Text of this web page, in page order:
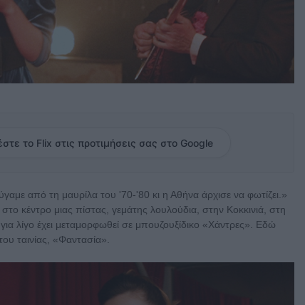
το Flix στις προτιμήσεις σας στο Google
από τη μαυρίλα του '70-'80 κι η Αθήνα άρχισε να φωτίζει.»
κέντρο μιας πίστας, γεμάτης λουλούδια, στην Κοκκινιά, στη
λίγο έχει μεταμορφωθεί σε μπουζουξίδικο «Χάντρες». Εδώ
ταινίας, «Φαντασία».